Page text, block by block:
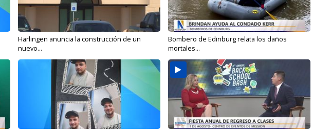
Harlingen anuncia la construcción de un
nuevo...
Bombero de Edinburg relata los daños
mortales...